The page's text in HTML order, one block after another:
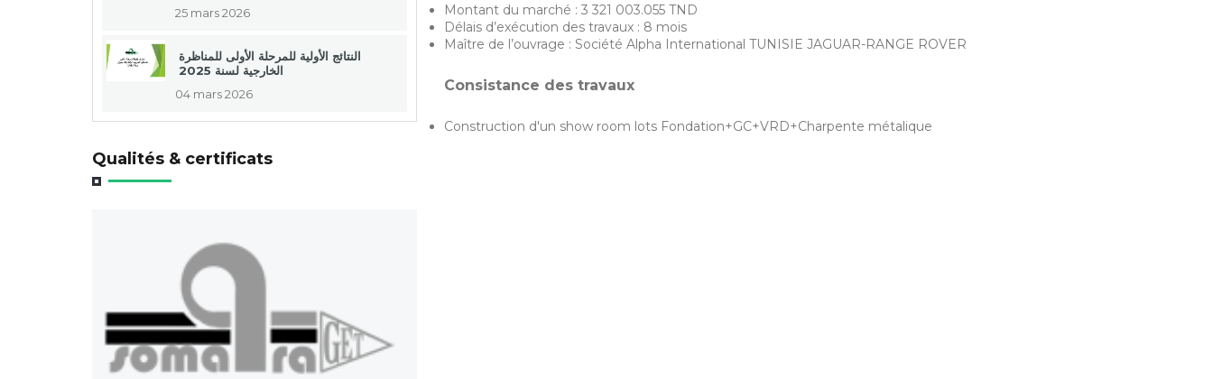
25 mars 2026
النتائج الأولية للمرحلة الأولى للمناظرة
الخارجية لسنة 2025
04 mars 2026
Qualités & certificats
Montant du marché : 3 321 003.055 TND
Délais d’exécution des travaux : 8 mois
Maître de l’ouvrage : Société Alpha International TUNISIE JAGUAR-RANGE ROVER
Consistance des travaux
Construction d'un show room lots Fondation+GC+VRD+Charpente métalique